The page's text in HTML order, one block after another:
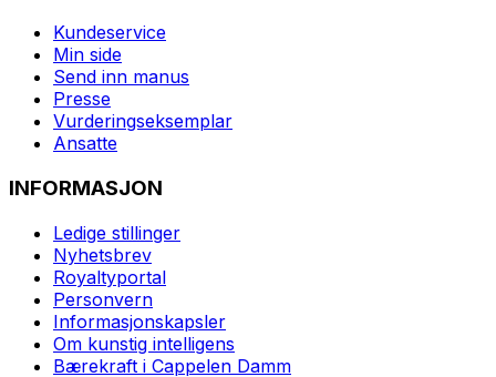
Kundeservice
Min side
Send inn manus
Presse
Vurderingseksemplar
Ansatte
INFORMASJON
Ledige stillinger
Nyhetsbrev
Royaltyportal
Personvern
Informasjonskapsler
Om kunstig intelligens
Bærekraft i Cappelen Damm